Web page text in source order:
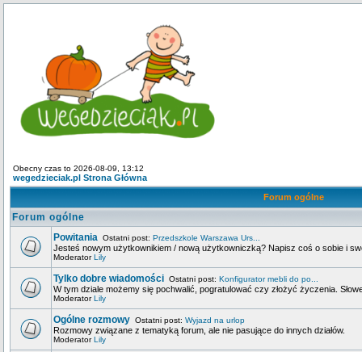
Obecny czas to 2026-08-09, 13:12
wegedzieciak.pl Strona Główna
Forum ogólne
Forum ogólne
Powitania Ostatni post: Przedszkole Warszawa Urs...
Jesteś nowym użytkownikiem / nową użytkowniczką? Napisz coś o sobie i
ModeratorLily
Tylko dobre wiadomości Ostatni post: Konfigurator mebli do po...
W tym dziale możemy się pochwalić, pogratulować czy złożyć życzenia.
ModeratorLily
Ogólne rozmowy Ostatni post: Wyjazd na urlop
Rozmowy związane z tematyką forum, ale nie pasujące do innych działów.
ModeratorLily